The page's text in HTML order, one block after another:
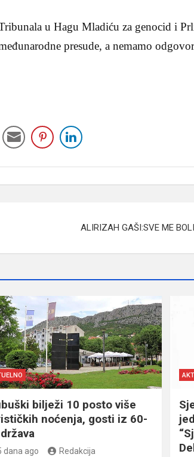
u Hagu Mladiću za genocid i
presude, a nemamo
ALIRIZAH GAŠI:SVE ME BOLI
bilježi 10 posto više
noćenja, gosti iz 60-
dana ago Redakcija